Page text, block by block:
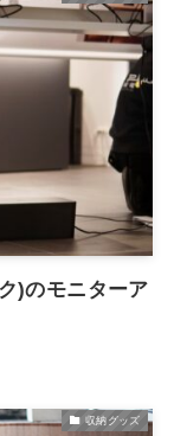
)のモニターア
収納グッズ